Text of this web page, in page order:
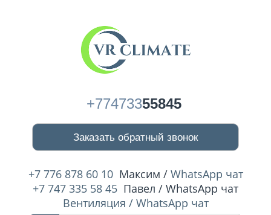
+77473355845
Заказать обратный звонок
+7 776 878 60 10 Максим / WhatsApp чат
+7 747 335 58 45 Павел / WhatsApp чат
Вентиляция / WhatsApp чат